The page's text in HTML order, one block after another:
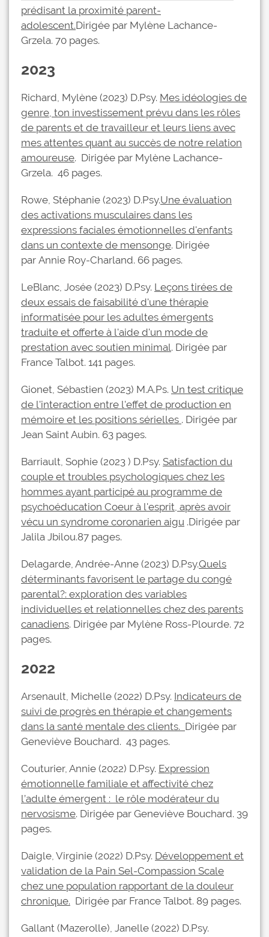
prédisant la proximité parent-
adolescent.Dirigée par Mylène Lachance-
Grzela. 70 pages.
2023
Richard, Mylène (2023) D.Psy. Mes idéologies de
genre, ton investissement prévu dans les rôles
de parents et de travailleur et leurs liens avec
mes attentes quant au succès de notre relation
amoureuse. Dirigée par Mylène Lachance-
Grzela. 46 pages.
Rowe, Stéphanie (2023) D.Psy.Une évaluation
des activations musculaires dans les
expressions faciales émotionnelles d'enfants
dans un contexte de mensonge. Dirigée
par Annie Roy-Charland. 66 pages.
LeBlanc, Josée (2023) D.Psy. Leçons tirées de
deux essais de faisabilité d'une thérapie
informatisée pour les adultes émergents
traduite et offerte à l'aide d'un mode de
prestation avec soutien minimal. Dirigée par
France Talbot. 141 pages.
Gionet, Sébastien (2023) M.A.Ps. Un test critique
de l'interaction entre l'effet de production en
mémoire et les positions sérielles . Dirigée par
Jean Saint Aubin. 63 pages.
Barriault, Sophie (2023 ) D.Psy. Satisfaction du
couple et troubles psychologiques chez les
hommes ayant participé au programme de
psychoéducation Coeur à l'esprit, après avoir
vécu un syndrome coronarien aigu .Dirigée par
Jalila Jbilou.87 pages.
Delagarde, Andrée-Anne (2023) D.Psy.Quels
déterminants favorisent le partage du congé
parental?: exploration des variables
individuelles et relationnelles chez des parents
canadiens. Dirigée par Mylène Ross-Plourde. 72
pages.
2022
Arsenault, Michelle (2022) D.Psy. Indicateurs de
suivi de progrès en thérapie et changements
dans la santé mentale des clients. Dirigée par
Geneviève Bouchard. 43 pages.
Couturier, Annie (2022) D.Psy. Expression
émotionnelle familiale et affectivité chez
l’adulte émergent : le rôle modérateur du
nervosisme. Dirigée par Geneviève Bouchard. 39
pages.
Daigle, Virginie (2022) D.Psy. Développement et
validation de la Pain Sel-Compassion Scale
chez une population rapportant de la douleur
chronique. Dirigée par France Talbot. 89 pages.
Gallant (Mazerolle), Janelle (2022) D.Psy.